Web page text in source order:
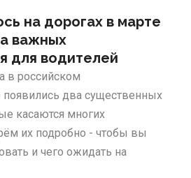
на дорогах в марте
важных
для водителей
в российском
появились два существенных
касаются многих
их подробно - чтобы вы
и чего ожидать на